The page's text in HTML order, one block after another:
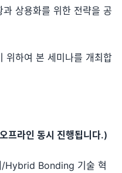
상용화를 위한 전략을 공
위하여 본 세미나를 개최합
프라인 동시 진행됩니다.)
/Hybrid Bonding 기술 혁